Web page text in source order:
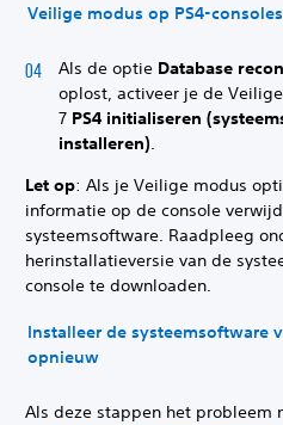
Veilige modus op PS4-consoles
Als de optie Database
oplost, activeer je de
7 PS4 initialiseren
installeren).
Let op: Als je Veilige modus
informatie op de console
systeemsoftware. Raadpleeg
herinstallatieversie van de
console te downloaden.
Installeer de systeemsoftware
opnieuw
Als deze stappen het probleem